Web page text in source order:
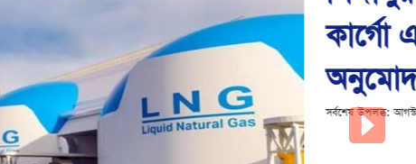
কার্গো এলএনজি কেনার
অনুমোদন
সর্বশেষ উপলব্ধ:আগস্ট ০৭, ২০২৬ ০৮:৩১ অপরাহ্ন
পরবর্তী